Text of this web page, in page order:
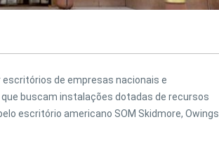
escritórios de empresas nacionais e
buscam instalações dotadas de recursos
escritório americano SOM Skidmore, Owings